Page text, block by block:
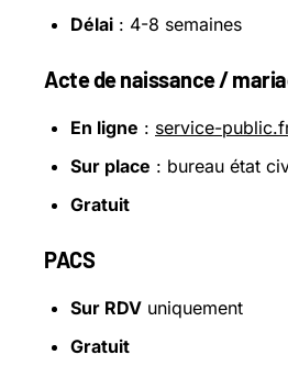
Délai : 4-8 semaines
Acte de naissance /
En ligne : service-
Sur place : bureau état
Gratuit
PACS
Sur RDV uniquement
Gratuit